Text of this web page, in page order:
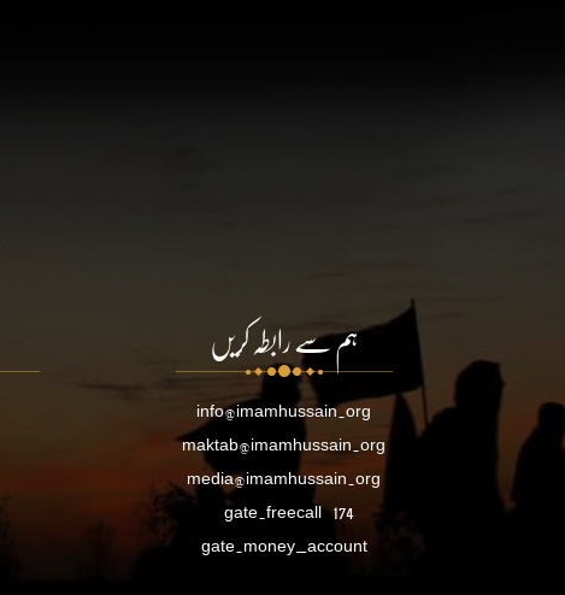
ہم سے رابطہ کریں
info@imamhussain.org
maktab@imamhussain.org
media@imamhussain.org
gate.freecall 174
gate.money_account